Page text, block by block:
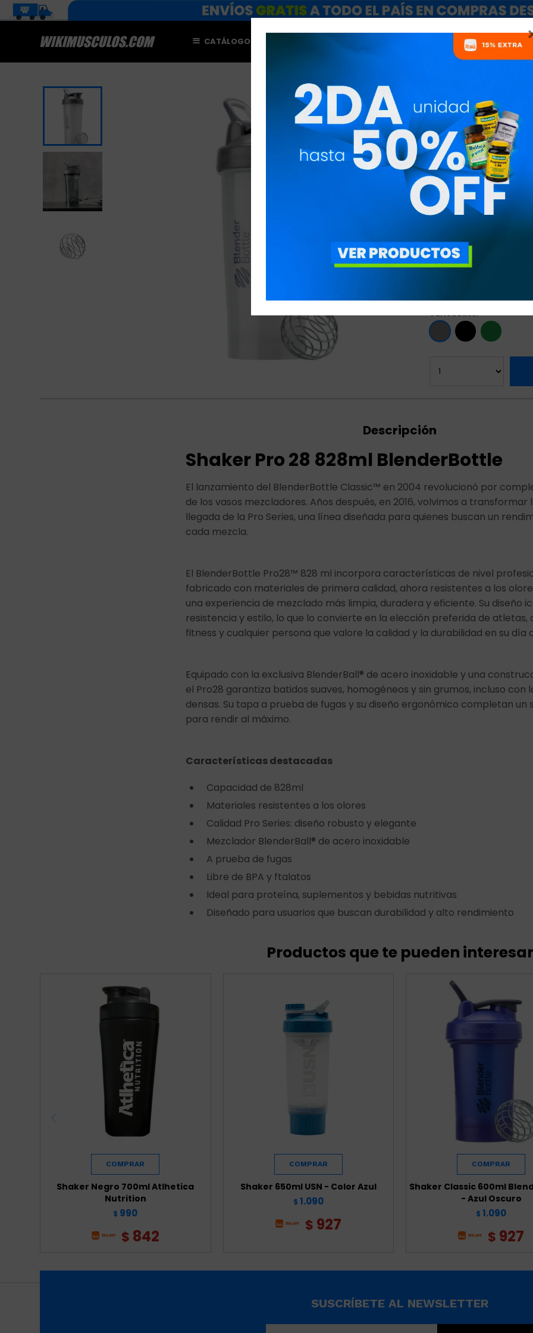
CATÁLOGO NUTRICIONISTAS
GRIS
BLEGEN05progris
$1.590
$1.352
Disponible en negro,
Variedades:
Descripción
Shaker Pro 28 828ml BlenderBottle
El lanzamiento del BlenderBottle Classic™ en 2004 revolucionó por
de los vasos mezcladores. Años después, en 2016, volvimos a transformar
llegada de la Pro Series, una línea diseñada para quienes buscan un
cada mezcla.
El BlenderBottle Pro28™ 828 ml incorpora características de nivel
fabricado con materiales de primera calidad, ahora resistentes a los
una experiencia de mezclado más limpia, duradera y eficiente. Su diseño
resistencia y estilo, lo que lo convierte en la elección preferida de atletas,
fitness y cualquier persona que valore la calidad y la durabilidad en su día
Equipado con la exclusiva BlenderBall® de acero inoxidable y una
el Pro28 garantiza batidos suaves, homogéneos y sin grumos, incluso con
densas. Su tapa a prueba de fugas y su diseño ergonómico completan un
para rendir al máximo.
Características destacadas
Capacidad de 828ml
Materiales resistentes a los olores
Calidad Pro Series: diseño robusto y elegante
Mezclador BlenderBall® de acero inoxidable
A prueba de fugas
Libre de BPA y ftalatos
Ideal para proteína, suplementos y bebidas nutritivas
Diseñado para usuarios que buscan durabilidad y alto rendimiento
Productos que te pueden interesar
Shaker Negro 700ml Atlhetica
Nutrition
$ 990
$ 842
Shaker 650ml USN - Color Azul
$ 1.090
$ 927
Shaker Classic 600ml
- Azul Oscuro
$ 1.090
$ 927
SUSCRÍBETE AL NEWSLETTER